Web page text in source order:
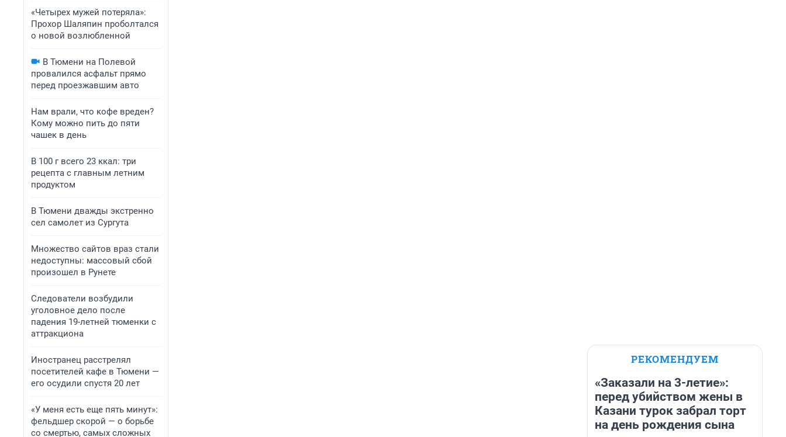
«Четырех мужей потеряла»:
Прохор Шаляпин проболтался
о новой возлюбленной
В Тюмени на Полевой
провалился асфальт прямо
перед проезжавшим авто
Нам врали, что кофе вреден?
Кому можно пить до пяти
чашек в день
В 100 г всего 23 ккал: три
рецепта с главным летним
продуктом
В Тюмени дважды экстренно
сел самолет из Сургута
Множество сайтов враз стали
недоступны: массовый сбой
произошел в Рунете
Следователи возбудили
уголовное дело после
падения 19-летней тюменки с
аттракциона
Иностранец расстрелял
посетителей кафе в Тюмени —
его осудили спустя 20 лет
«У меня есть еще пять минут»:
фельдшер скорой — о борьбе
со смертью, самых сложных
РЕКОМЕНДУЕМ
«Заказали на 3-летие»:
перед убийством жены в
Казани турок забрал торт
на день рождения сына